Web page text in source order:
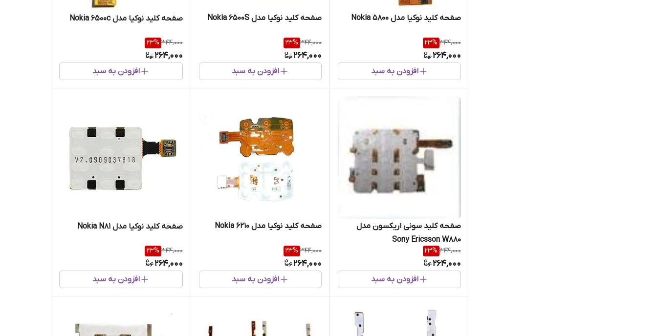
صفحه کلید نوکیا مدل Nokia 5800
344,000
23%
264,000
افزودن به سبد
صفحه کلید نوکیا مدل Nokia 6500S
344,000
23%
264,000
افزودن به سبد
صفحه کلید نوکیا مدل Nokia 6500c
344,000
23%
264,000
افزودن به سبد
صفحه کلید سونی اریکسون مدل
Sony Ericsson W880
344,000
23%
264,000
افزودن به سبد
صفحه کلید نوکیا مدل Nokia 6210
344,000
23%
264,000
افزودن به سبد
صفحه کلید نوکیا مدل Nokia N81
344,000
23%
264,000
افزودن به سبد